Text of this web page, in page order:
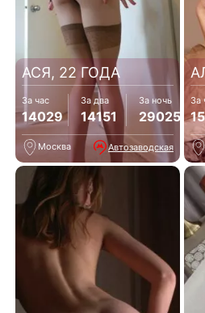
АСЯ, 22 ГОДА
За час
14029
За два
14151
За ночь
29025
Москва Автозаводская
За